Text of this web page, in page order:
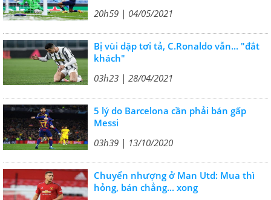
20h59 | 04/05/2021
Bị vùi dập tơi tả, C.Ronaldo vẫn... "đắt
khách"
03h23 | 28/04/2021
5 lý do Barcelona cần phải bán gấp
Messi
03h39 | 13/10/2020
Chuyển nhượng ở Man Utd: Mua thì
hỏng, bán chẳng... xong